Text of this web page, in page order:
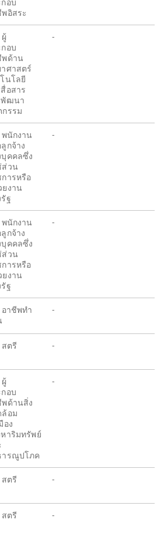
อิสระ
อบ
พด้าน
ศาสตร์
นโลยี
อสาร
พัฒนา
รรม
-
นักงาน
กจ้าง
คคลซึ่ง
ส่วน
ารหรือ
งาน
ฐ
-
นักงาน
กจ้าง
คคลซึ่ง
ส่วน
ารหรือ
งาน
ฐ
-
าชีพทำ
-
ตรี -
อบ
พด้านสิ่ง
ล้อม
อง
าริมทรัพย์
ารณูปโภค
-
ตรี -
ตรี -